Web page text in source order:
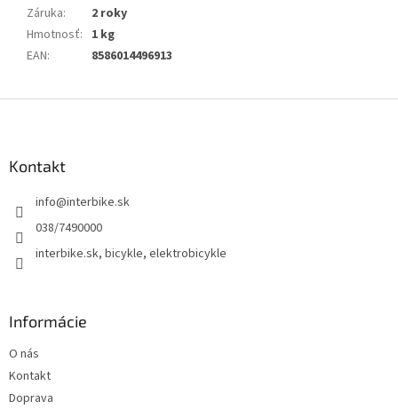
Záruka:
2 roky
Hmotnosť: 1 kg
EAN: 8586014496913
Kontakt
info@interbike.sk
038/7490000
interbike.sk, bicykle, elektrobicykle
Informácie
O nás
Kontakt
Doprava